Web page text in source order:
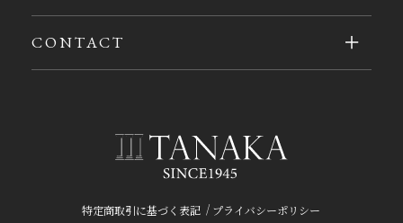
特定商取引に基づく表記 / プライバシーポリシー
CONTACT